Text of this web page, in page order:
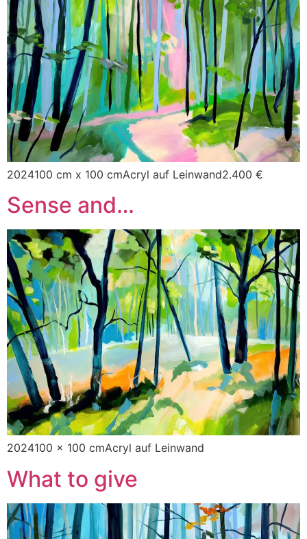
2024100 cm x 100 cmAcryl auf Leinwand2.400 €
Sense and…
2024100 x 100 cmAcryl auf Leinwand
What to give